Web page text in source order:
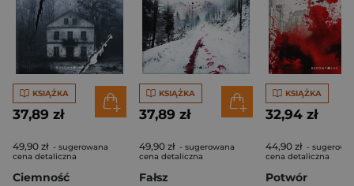
KSIĄŻKA
37,89 zł
49,90 zł - sugerowana
cena detaliczna
Ciemność
KSIĄŻKA
37,89 zł
49,90 zł - sugerowana
cena detaliczna
Fałsz
KSIĄŻKA
32,94 zł
44,90 zł -
cena detaliczna
Potwór